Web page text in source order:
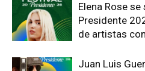
Elena Rose
Presidente
de artistas
Juan Luis